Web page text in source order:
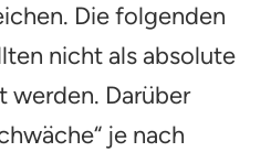
Die folgenden
nicht als absolute
werden. Darüber
je nach